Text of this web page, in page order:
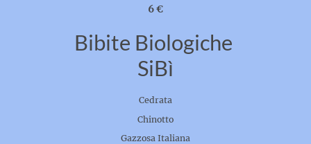
6 €
Bibite Biologiche
SiBì
Cedrata
Chinotto
Gazzosa Italiana